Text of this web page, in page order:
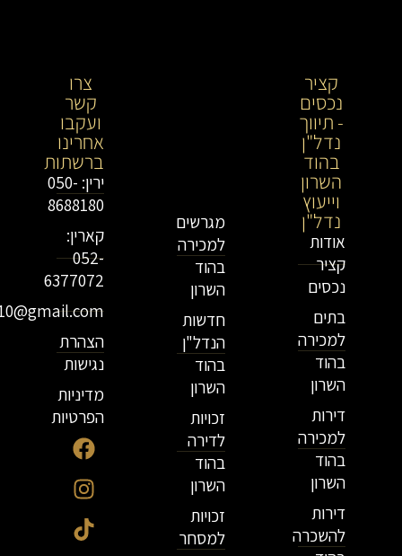
קציר
נכסים
- תיווך
נדל"ן
בהוד
השרון
וייעוץ
נדל"ן
אודות
קציר
נכסים
בתים
למכירה
בהוד
השרון
דירות
למכירה
בהוד
השרון
דירות
להשכרה
מגרשים
למכירה
בהוד
השרון
חדשות
הנדל"ן
בהוד
השרון
זכויות
לדירה
בהוד
השרון
זכויות
למסחר
צרו
קשר
ועקבו
אחרינו
ברשתות
ירין: 050-
8688180
קארין:
052-
6377072
הצהרת
נגישות
מדיניות
הפרטיות